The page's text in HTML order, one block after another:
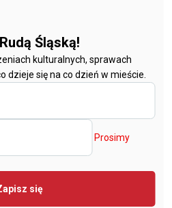
Śląską!
kulturalnych, sprawach
dzieje się na co dzień w mieście.
Prosimy
się